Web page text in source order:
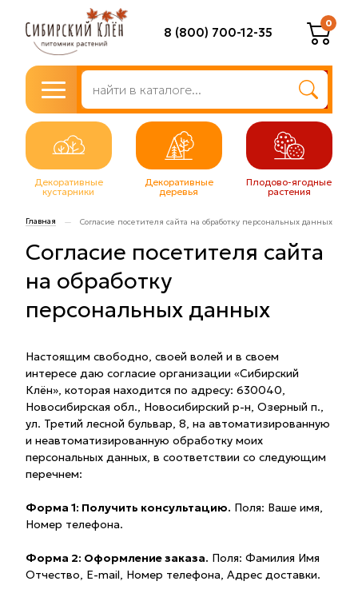
8 (800) 700-12-35
0
Декоративные
кустарники
Декоративные
деревья
Плодово-ягодные
растения
Главная — Согласие посетителя сайта на обработку персональных данных
Согласие посетителя сайта
на обработку
персональных данных
Настоящим свободно, своей волей и в своем
интересе даю согласие организации «Сибирский
Клён», которая находится по адресу: 630040,
Новосибирская обл., Новосибирский р-н, Озерный п.,
ул. Третий лесной бульвар, 8, на автоматизированную
и неавтоматизированную обработку моих
персональных данных, в соответствии со следующим
перечнем:
Форма 1: Получить консультацию. Поля: Ваше имя,
Номер телефона.
Форма 2: Оформление заказа. Поля: Фамилия Имя
Отчество, E-mail, Номер телефона, Адрес доставки.